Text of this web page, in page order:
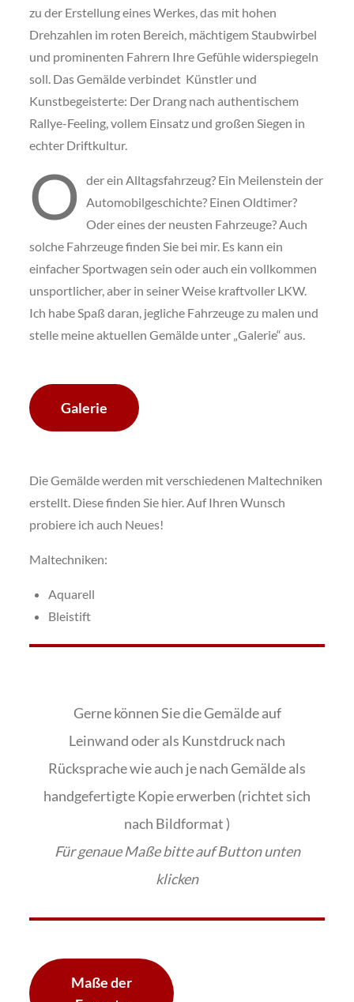
zu der Erstellung eines Werkes, das mit hohen
Drehzahlen im roten Bereich, mächtigem Staubwirbel
und prominenten Fahrern Ihre Gefühle widerspiegeln
soll. Das Gemälde verbindet Künstler und
Kunstbegeisterte: Der Drang nach authentischem
Rallye-Feeling, vollem Einsatz und großen Siegen in
echter Driftkultur.
O
der ein Alltagsfahrzeug? Ein Meilenstein der
Automobilgeschichte? Einen Oldtimer?
Oder eines der neusten Fahrzeuge? Auch
solche Fahrzeuge finden Sie bei mir. Es kann ein
einfacher Sportwagen sein oder auch ein vollkommen
unsportlicher, aber in seiner Weise kraftvoller LKW.
Ich habe Spaß daran, jegliche Fahrzeuge zu malen und
stelle meine aktuellen Gemälde unter „Galerie“ aus.
Galerie
Die Gemälde werden mit verschiedenen Maltechniken
erstellt. Diese finden Sie hier. Auf Ihren Wunsch
probiere ich auch Neues!
Maltechniken:
Aquarell
Bleistift
Gerne können Sie die Gemälde auf
Leinwand oder als Kunstdruck nach
Rücksprache wie auch je nach Gemälde als
handgefertigte Kopie erwerben (richtet sich
nach Bildformat )
Für genaue Maße bitte auf Button unten
klicken
Maße der